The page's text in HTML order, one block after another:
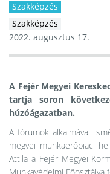
Szakképzés
Szakképzés
2022. augusztus 17.
A Fejér Megyei
tartja soron
húzóágazatban.
A fórumok alkalmával
megyei munkaerőpiaci
Attila a Fejér Megyei